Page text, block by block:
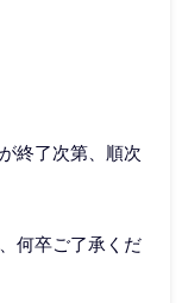
終了次第、順次
何卒ご了承くだ